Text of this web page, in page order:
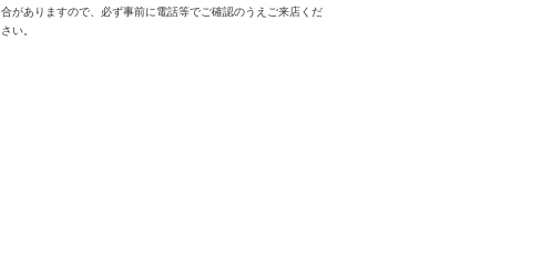
合がありますので、必ず事前に電話等でご確認のうえご来店くだ
さい。